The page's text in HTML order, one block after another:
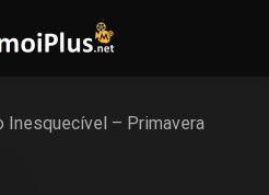
Inesquecível – Primavera